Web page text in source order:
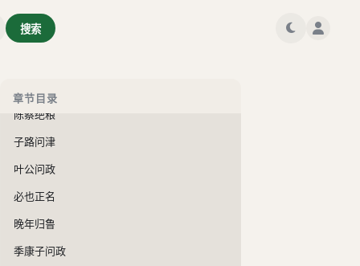
搜索
章节目录
丧家之犬
陈蔡绝粮
子路问津
叶公问政
必也正名
晚年归鲁
季康子问政